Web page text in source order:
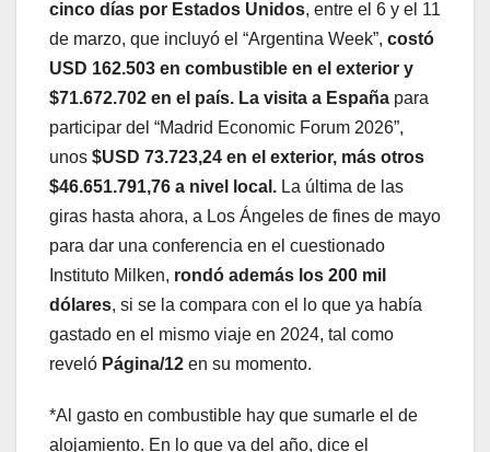
cinco días por Estados Unidos, entre el 6 y el 11
de marzo, que incluyó el “Argentina Week”, costó
USD 162.503 en combustible en el exterior y
$71.672.702 en el país. La visita a España para
participar del “Madrid Economic Forum 2026”,
unos $USD 73.723,24 en el exterior, más otros
$46.651.791,76 a nivel local. La última de las
giras hasta ahora, a Los Ángeles de fines de mayo
para dar una conferencia en el cuestionado
Instituto Milken, rondó además los 200 mil
dólares, si se la compara con el lo que ya había
gastado en el mismo viaje en 2024, tal como
reveló Página/12 en su momento.
*Al gasto en combustible hay que sumarle el de
alojamiento. En lo que va del año, dice el